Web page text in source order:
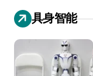
具身智能